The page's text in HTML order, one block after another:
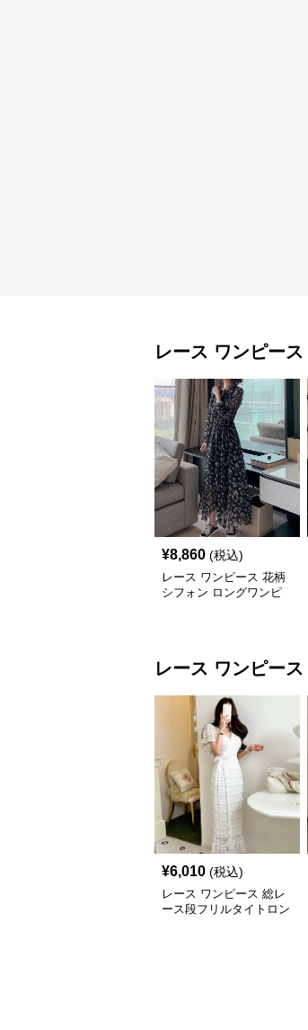
レース ワンピース
¥8,860 (税込)
レース ワンピース 花柄
シフォン ロングワンピ
レース ワンピース
¥6,010 (税込)
レース ワンピース 総レ
ース段フリルタイトロン